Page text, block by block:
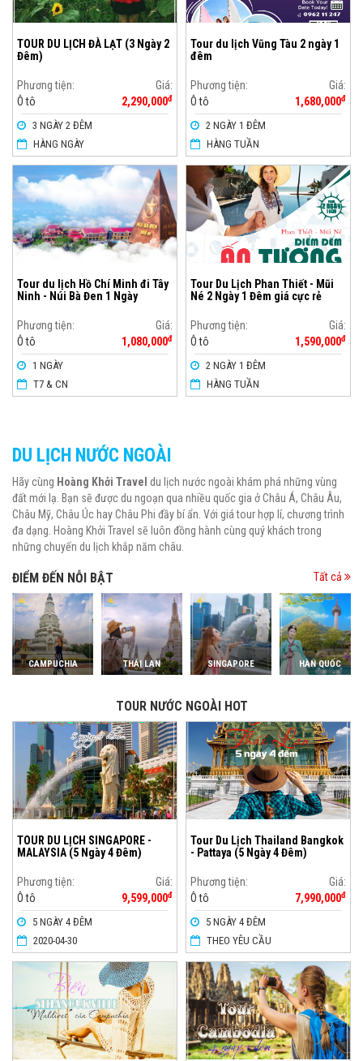
TOUR DU LỊCH ĐÀ LẠT (3 Ngày 2
Đêm)
Phương tiện:
Ô tô
Giá:
2,290,000đ
3 NGÀY 2 ĐÊM
HÀNG NGÀY
Tour du lịch Vũng Tàu 2 ngày 1
đêm
Phương tiện:
Ô tô
Giá:
1,680,000đ
2 NGÀY 1 ĐÊM
HÀNG TUẦN
Tour du lịch Hồ Chí Minh đi Tây
Ninh - Núi Bà Đen 1 Ngày
Phương tiện:
Ô tô
Giá:
1,080,000đ
1 NGÀY
T7 & CN
Tour Du Lịch Phan Thiết - Mũi
Né 2 Ngày 1 Đêm giá cực rẻ
Phương tiện:
Ô tô
Giá:
1,590,000đ
2 NGÀY 1 ĐÊM
HÀNG TUẦN
DU LỊCH NƯỚC NGOÀI
Hãy cùng Hoàng Khởi Travel du lịch nước ngoài khám phá những vùng
đất mới lạ. Bạn sẽ được du ngoạn qua nhiều quốc gia ở Châu Á, Châu Âu,
Châu Mỹ, Châu Úc hay Châu Phi đầy bí ẩn. Với giá tour hợp lí, chương trình
đa dạng. Hoàng Khởi Travel sẽ luôn đồng hành cùng quý khách trong
những chuyến du lịch khắp năm châu.
ĐIỂM ĐẾN NỖI BẬT Tất cả
CAMPUCHIA THÁI LAN SINGAPORE HÀN QUỐC
TOUR NƯỚC NGOÀI HOT
TOUR DU LỊCH SINGAPORE -
MALAYSIA (5 Ngày 4 Đêm)
Phương tiện:
Ô tô
Giá:
9,599,000đ
5 NGÀY 4 ĐÊM
2020-04-30
Tour Du Lịch Thailand Bangkok
- Pattaya (5 Ngày 4 Đêm)
Phương tiện:
Ô tô
Giá:
7,990,000đ
5 NGÀY 4 ĐÊM
THEO YÊU CẦU